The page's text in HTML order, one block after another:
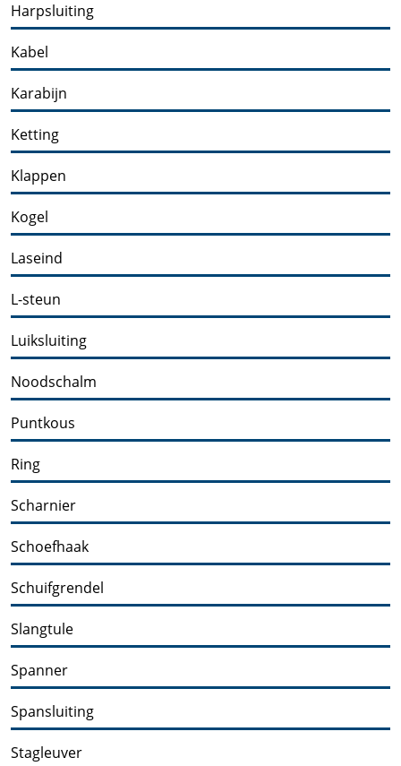
Harpsluiting
Kabel
Karabijn
Ketting
Klappen
Kogel
Laseind
L-steun
Luiksluiting
Noodschalm
Puntkous
Ring
Scharnier
Schoefhaak
Schuifgrendel
Slangtule
Spanner
Spansluiting
Stagleuver